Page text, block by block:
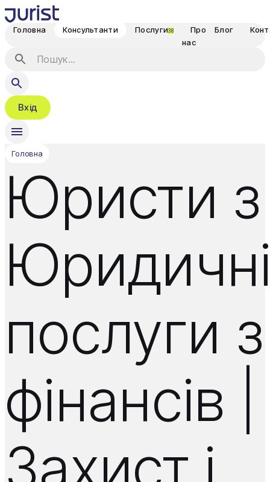
Головна Консультанти Послуги38
Про
нас
Блог
Вхід
Головна
Юристи з
послуги з
фінансів |
Захист і